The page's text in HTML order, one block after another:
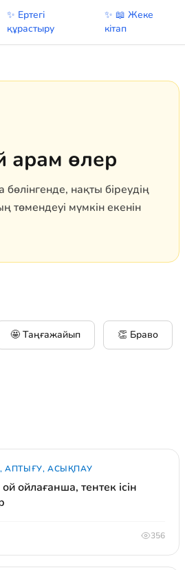
✨ Ертегі
құрастыру
✨ 📖 Жеке
кітап
арам өлер
нақты біреудің
төмендеуі мүмкін екенін
🤩 Таңғажайып 👏 Браво
АПТЫҒУ, АСЫҚПАУ
ойлағанша, тентек ісін
356